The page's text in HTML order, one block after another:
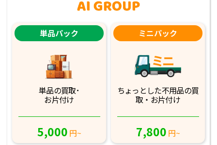
単品パック
単品の買取･
お片付け
5,000 円~
ミニパック
ちょっとした不用品の買
取・お片付け
7,800 円~